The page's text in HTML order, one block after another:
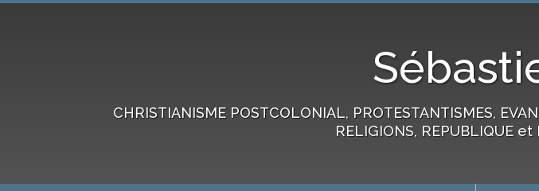
CHRISTIANISME POSTCOLONIAL, PROTESTANTISMES,
RELIGIONS, REPUBLIQUE et